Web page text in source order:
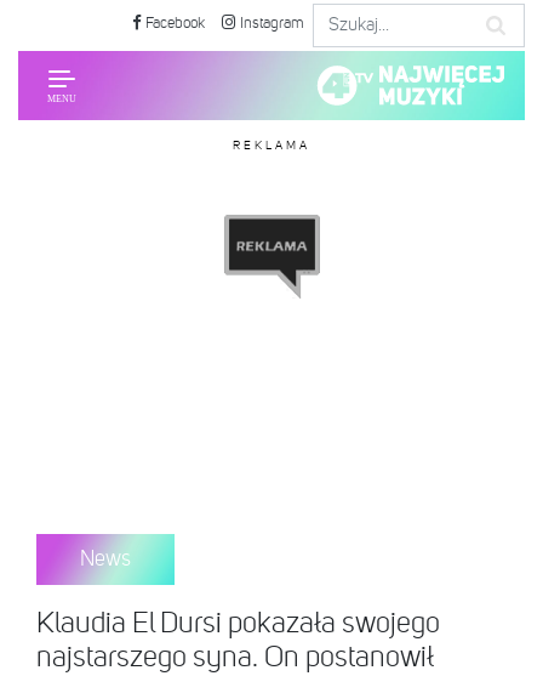
Facebook Instagram
REKLAMA
News
Klaudia El Dursi pokazała swojego
najstarszego syna. On postanowił